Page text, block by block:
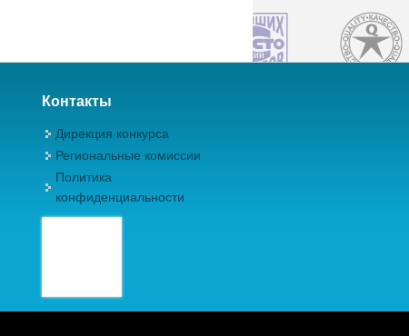
Контакты
Дирекция конкурса
Региональные комиссии
Политика
конфиденциальности